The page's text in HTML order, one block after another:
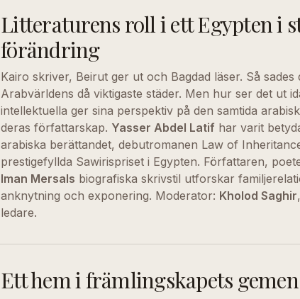
Litteraturens roll i ett Egypten i
förändring
Kairo skriver, Beirut ger ut och Bagdad läser. Så
Arabvärldens då viktigaste städer. Men hur ser det ut
intellektuella ger sina perspektiv på den samtida
deras författarskap. Yasser Abdel Latif har varit
arabiska berättandet, debutromanen Law of
prestigefyllda Sawirispriset i Egypten. Författaren,
Iman Mersals biografiska skrivstil utforskar
anknytning och exponering. Moderator: Kholod Saghir
ledare.
Ett hem i främlingskapets